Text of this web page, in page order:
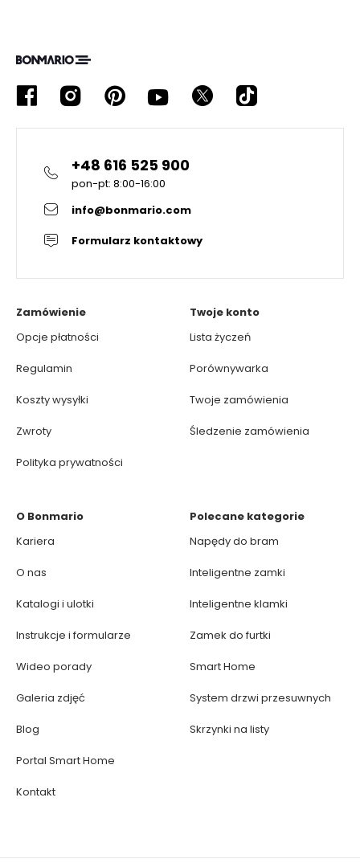
+48 616 525 900
pon-pt: 8:00-16:00
info@bonmario.com
Formularz kontaktowy
Zamówienie
Opcje płatności
Regulamin
Koszty wysyłki
Zwroty
Polityka prywatności
Twoje konto
Lista życzeń
Porównywarka
Twoje zamówienia
Śledzenie zamówienia
O Bonmario
Kariera
O nas
Katalogi i ulotki
Instrukcje i formularze
Wideo porady
Galeria zdjęć
Blog
Portal Smart Home
Kontakt
Polecane kategorie
Napędy do bram
Inteligentne zamki
Inteligentne klamki
Zamek do furtki
Smart Home
System drzwi przesuwnych
Skrzynki na listy